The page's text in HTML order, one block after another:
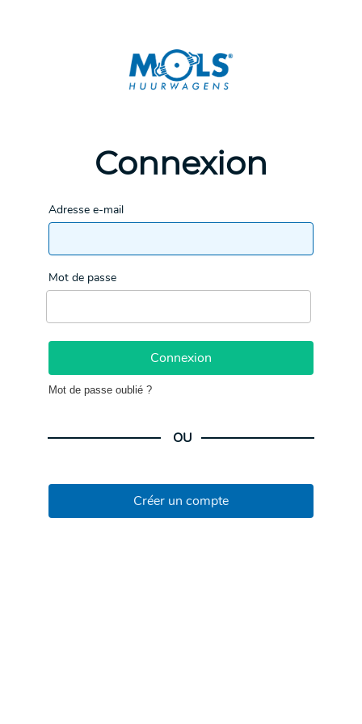
Connexion
Adresse e-mail
Mot de passe
Connexion
Mot de passe oublié ?
OU
Créer un compte